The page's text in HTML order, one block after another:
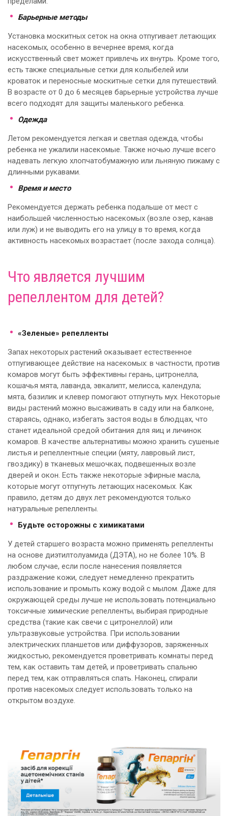
Барьерные методы
Установка москитных сеток на окна отпугивает летающих
насекомых, особенно в вечернее время, когда
искусственный свет может привлечь их внутрь. Кроме того,
есть также специальные сетки для колыбелей или
кроваток и переносные москитные сетки для путешествий.
В возрасте от 0 до 6 месяцев барьерные устройства лучше
всего подходят для защиты маленького ребенка.
Одежда
Летом рекомендуется легкая и светлая одежда, чтобы
ребенка не ужалили насекомые. Также ночью лучше всего
надевать легкую хлопчатобумажную или льняную пижаму с
длинными рукавами.
Время и место
Рекомендуется держать ребенка подальше от мест с
наибольшей численностью насекомых (возле озер, канав
или луж) и не выводить его на улицу в то время, когда
активность насекомых возрастает (после захода солнца).
Что является лучшим
репеллентом для детей?
«Зеленые» репелленты
Запах некоторых растений оказывает естественное
отпугивающее действие на насекомых: в частности, против
комаров могут быть эффективны герань, цитронелла,
кошачья мята, лаванда, эвкалипт, мелисса, календула;
мята, базилик и клевер помогают отпугнуть мух. Некоторые
виды растений можно высаживать в саду или на балконе,
стараясь, однако, избегать застоя воды в блюдцах, что
станет идеальной средой обитания для яиц и личинок
комаров. В качестве альтернативы можно хранить сушеные
листья и репеллентные специи (мяту, лавровый лист,
гвоздику) в тканевых мешочках, подвешенных возле
дверей и окон. Есть также некоторые эфирные масла,
которые могут отпугнуть летающих насекомых. Как
правило, детям до двух лет рекомендуются только
натуральные репелленты.
Будьте осторожны с химикатами
У детей старшего возраста можно применять репелленты
на основе диэтилтолуамида (ДЭТА), но не более 10%. В
любом случае, если после нанесения появляется
раздражение кожи, следует немедленно прекратить
использование и промыть кожу водой с мылом. Даже для
окружающей среды лучше не использовать потенциально
токсичные химические репелленты, выбирая природные
средства (такие как свечи с цитронеллой) или
ультразвуковые устройства. При использовании
электрических планшетов или диффузоров, заряженных
жидкостью, рекомендуется проветривать комнаты перед
тем, как оставить там детей, и проветривать спальню
перед тем, как отправляться спать. Наконец, спирали
против насекомых следует использовать только на
открытом воздухе.